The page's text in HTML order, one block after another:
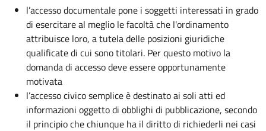
l’accesso documentale pone i soggetti interessati in grado
di esercitare al meglio le facoltà che l'ordinamento
attribuisce loro, a tutela delle posizioni giuridiche
qualificate di cui sono titolari. Per questo motivo la
domanda di accesso deve essere opportunamente
motivata
l’accesso civico semplice è destinato ai soli atti ed
informazioni oggetto di obblighi di pubblicazione, secondo
il principio che chiunque ha il diritto di richiederli nei casi